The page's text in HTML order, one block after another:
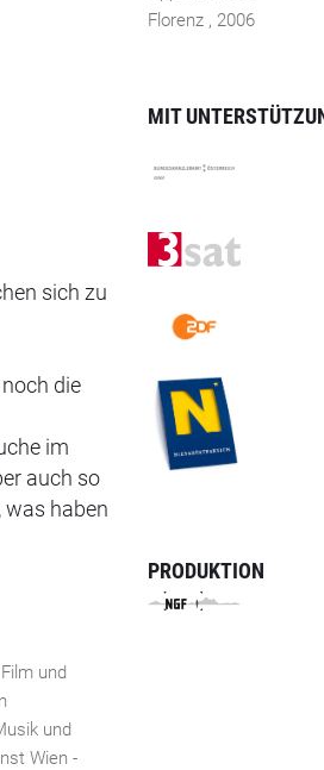
sich zu
die
im
auch so
was haben
und
und
Wien -
Florenz , 2006
MIT
PRODUKTION